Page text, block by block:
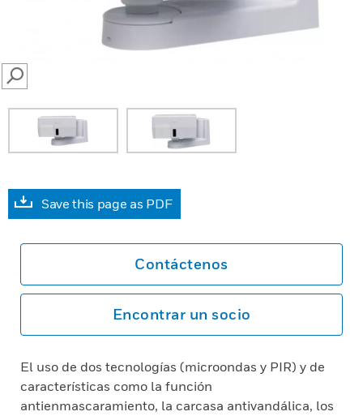
SEARCH
Save this page as PDF
Contáctenos
Encontrar un socio
El uso de dos tecnologías (microondas y PIR) y de
características como la función
antienmascaramiento, la carcasa antivandálica, los